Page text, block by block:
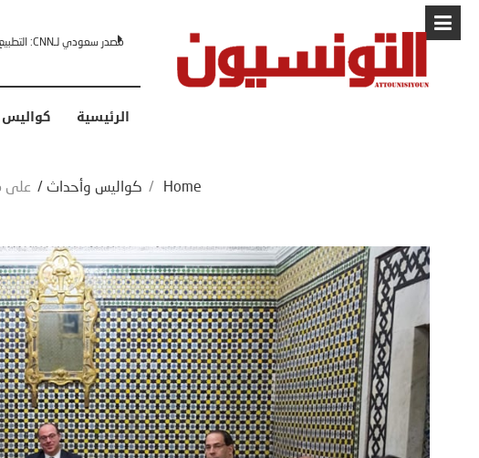
البابا: “لا أخشى ترامب” ..
الرئيسية
Home
/ كواليس وأحداث / على